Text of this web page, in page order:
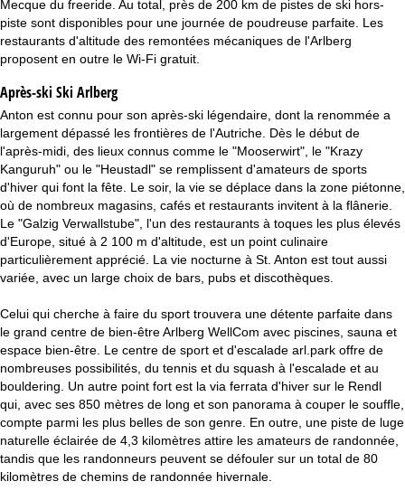
Mecque du freeride. Au total, près de 200 km de pistes de ski hors-
piste sont disponibles pour une journée de poudreuse parfaite. Les
restaurants d'altitude des remontées mécaniques de l'Arlberg
proposent en outre le Wi-Fi gratuit.
Après-ski Ski Arlberg
Anton est connu pour son après-ski légendaire, dont la renommée a
largement dépassé les frontières de l'Autriche. Dès le début de
l'après-midi, des lieux connus comme le "Mooserwirt", le "Krazy
Kanguruh" ou le "Heustadl" se remplissent d'amateurs de sports
d'hiver qui font la fête. Le soir, la vie se déplace dans la zone piétonne,
où de nombreux magasins, cafés et restaurants invitent à la flânerie.
Le "Galzig Verwallstube", l'un des restaurants à toques les plus élevés
d'Europe, situé à 2 100 m d'altitude, est un point culinaire
particulièrement apprécié. La vie nocturne à St. Anton est tout aussi
variée, avec un large choix de bars, pubs et discothèques.
Celui qui cherche à faire du sport trouvera une détente parfaite dans
le grand centre de bien-être Arlberg WellCom avec piscines, sauna et
espace bien-être. Le centre de sport et d'escalade arl.park offre de
nombreuses possibilités, du tennis et du squash à l'escalade et au
bouldering. Un autre point fort est la via ferrata d'hiver sur le Rendl
qui, avec ses 850 mètres de long et son panorama à couper le souffle,
compte parmi les plus belles de son genre. En outre, une piste de luge
naturelle éclairée de 4,3 kilomètres attire les amateurs de randonnée,
tandis que les randonneurs peuvent se défouler sur un total de 80
kilomètres de chemins de randonnée hivernale.